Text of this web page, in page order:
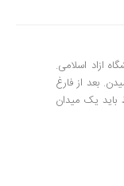
ازاد اسلامی.
بعد از فارغ
یک میدان